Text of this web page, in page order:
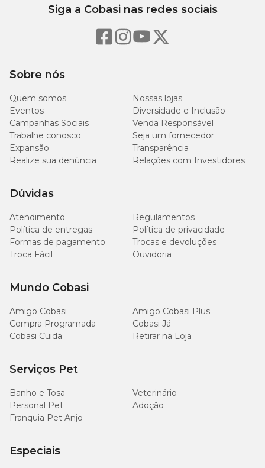
Extrato
Etéreo
Fibrosa
(máx)
Matéria
Mineral
(máx)
50 g/kg (5,00 %)
Cálcio
6000 mg/kg (0,60 %)
Cálcio
Fósforo
(mín)
3000 mg/kg (0,30 %)
Forte com um preço
especial! No app, no site ou em nossas lojas
Sobre nós
Quem somos
Nossas lojas
Eventos
Diversidade e Inclusão
Campanhas Sociais
Venda Responsável
Trabalhe conosco
Seja um fornecedor
Expansão
Transparência
Realize sua denúncia
Relações com Investidores
Dúvidas
Atendimento
Regulamentos
Política de entregas
Política de privacidade
Formas de pagamento
Trocas e devoluções
Troca Fácil
Ouvidoria
Mundo Cobasi
Amigo Cobasi
Amigo Cobasi Plus
Compra Programada
Cobasi Já
Cobasi Cuida
Retirar na Loja
Serviços Pet
Banho e Tosa
Veterinário
Personal Pet
Adoção
Franquia Pet Anjo
Especiais
Siga a Cobasi nas redes sociais